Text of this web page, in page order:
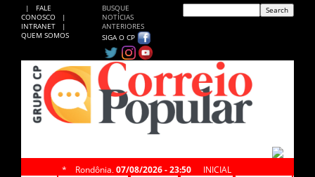
|
FALE
CONOSCO
|
INTRANET
|
QUEM SOMOS
BUSQUE
NOTÍCIAS
ANTERIORES
SIGA O CP
* Rondônia, 07/08/2026 - 23:50
INICIAL